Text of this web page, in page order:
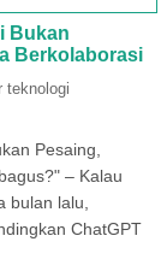
Bukan
Berkolaborasi
teknologi
Pesaing,
– Kalau
bulan lalu,
ChatGPT